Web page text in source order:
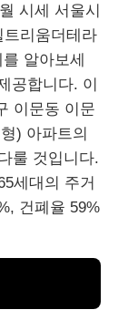
시세 서울시
리움더테라
알아보세
공합니다. 이
이문동 이문
) 아파트의
룰 것입니다.
세대의 주거
건폐율 59%